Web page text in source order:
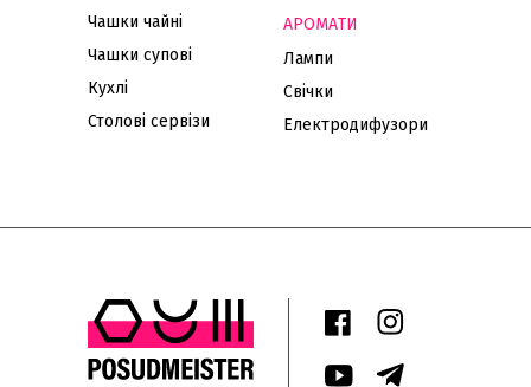
Чашки чайні
Чашки супові
Кухлі
Столові сервізи
АРОМАТИ
Лампи
Свічки
Електродифузори